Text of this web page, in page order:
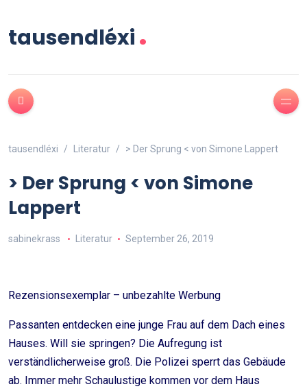
tausendléxi.
tausendléxi Literatur > Der Sprung < von Simone Lappert
> Der Sprung < von Simone
Lappert
sabinekrass Literatur September 26, 2019
Rezensionsexemplar – unbezahlte Werbung
Passanten entdecken eine junge Frau auf dem Dach eines
Hauses. Will sie springen? Die Aufregung ist
verständlicherweise groß. Die Polizei sperrt das Gebäude
ab. Immer mehr Schaulustige kommen vor dem Haus